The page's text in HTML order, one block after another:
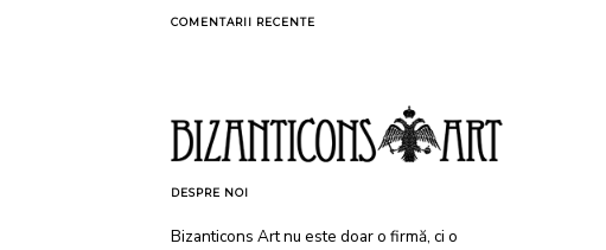
COMENTARII RECENTE
DESPRE NOI
Bizanticons Art nu este doar o firmă, ci o